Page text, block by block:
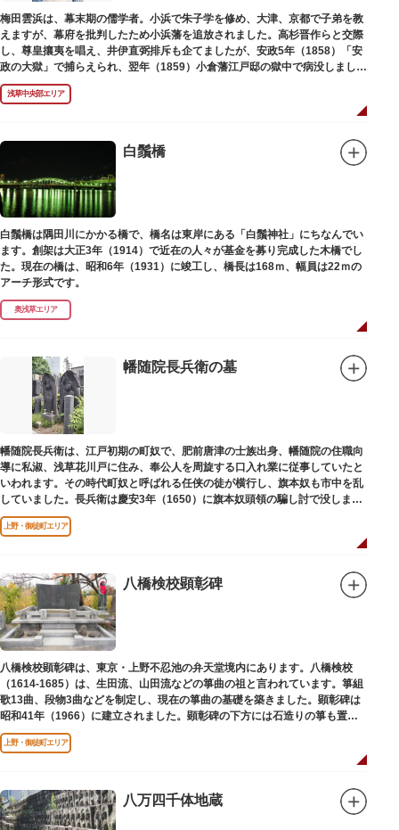
梅田雲浜は、幕末期の儒学者。小浜で朱子学を修め、大津、京都で子弟を教
えますが、幕府を批判したため小浜藩を追放されました。高杉晋作らと交際
し、尊皇攘夷を唱え、井伊直弼排斥も企てましたが、安政5年（1858）「安
政の大獄」で捕らえられ、翌年（1859）小倉藩江戸邸の獄中で病没しまし
た。お墓は海禅寺（かいぜんじ）にあります。
浅草中央部エリア
白鬚橋
白鬚橋は隅田川にかかる橋で、橋名は東岸にある「白鬚神社」にちなんでい
ます。創架は大正3年（1914）で近在の人々が基金を募り完成した木橋でし
た。現在の橋は、昭和6年（1931）に竣工し、橋長は168ｍ、幅員は22ｍの
アーチ形式です。
奥浅草エリア
幡随院長兵衛の墓
幡随院長兵衛は、江戸初期の町奴で、肥前唐津の士族出身、幡随院の住職向
導に私淑、浅草花川戸に住み、奉公人を周旋する口入れ業に従事していたと
いわれます。その時代町奴と呼ばれる任侠の徒が横行し、旗本奴も市中を乱
していました。長兵衛は慶安3年（1650）に旗本奴頭領の騙し討で没しまし
た。お墓は源空寺（げんくうじ）にあります。
上野・御徒町エリア
八橋検校顕彰碑
八橋検校顕彰碑は、東京・上野不忍池の弁天堂境内にあります。八橋検校
（1614-1685）は、生田流、山田流などの箏曲の祖と言われています。箏組
歌13曲、段物3曲などを制定し、現在の箏曲の基礎を築きました。顕彰碑は
昭和41年（1966）に建立されました。顕彰碑の下方には石造りの箏も置か
れています。
上野・御徒町エリア
八万四千体地蔵